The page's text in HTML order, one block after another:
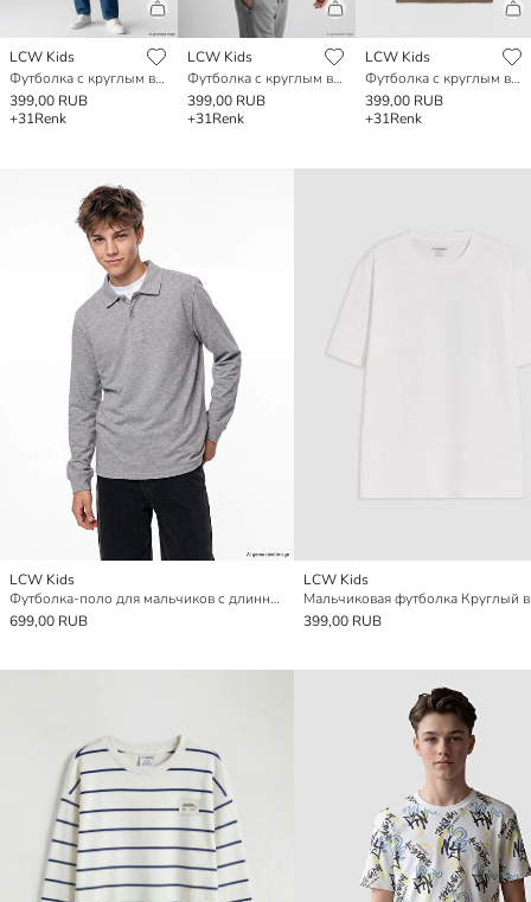
LCW Kids
Футболка с круглым вырезом и коротким рукавом для мальчиков
399,00 RUB
+31Renk
LCW Kids
Футболка с круглым вырезом и коротким рукавом для мальчиков
399,00 RUB
+31Renk
LCW Kids
Футболка с круглым вырезом и коротким рукавом для мальчиков
399,00 RUB
+31Renk
LCW Kids
Футболка-поло для мальчиков с длинным рукавом
699,00 RUB
LCW Kids
Мальчиковая футболка Круглый
399,00 RUB